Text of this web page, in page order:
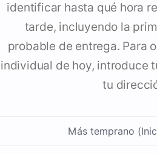
identificar hasta qué hora
tarde, incluyendo la
probable de entrega. Para
individual de hoy, introduce
tu
Más temprano